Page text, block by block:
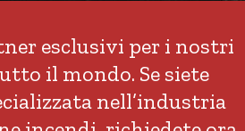
esclusivi per i nostri
il mondo. Se siete
nell’industria